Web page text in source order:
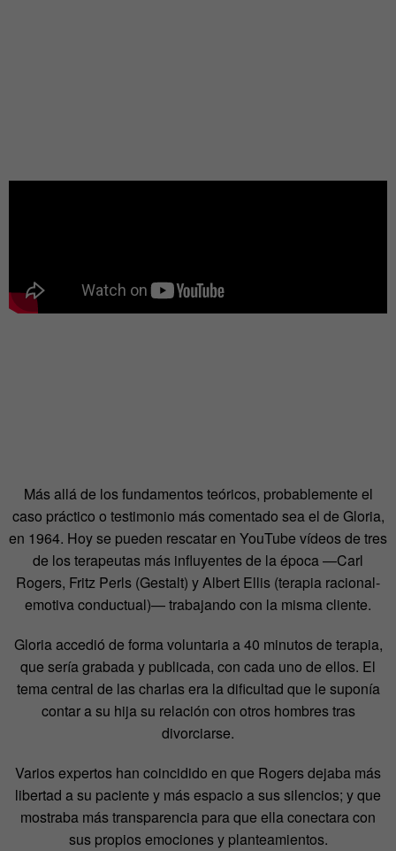
Más allá de los fundamentos teóricos, probablemente el
caso práctico o testimonio más comentado sea el de Gloria,
en 1964. Hoy se pueden rescatar en YouTube vídeos de tres
de los terapeutas más influyentes de la época —Carl
Rogers, Fritz Perls (Gestalt) y Albert Ellis (terapia racional-
emotiva conductual)— trabajando con la misma cliente.
Gloria accedió de forma voluntaria a 40 minutos de terapia,
que sería grabada y publicada, con cada uno de ellos. El
tema central de las charlas era la dificultad que le suponía
contar a su hija su relación con otros hombres tras
divorciarse.
Varios expertos han coincidido en que Rogers dejaba más
libertad a su paciente y más espacio a sus silencios; y que
mostraba más transparencia para que ella conectara con
sus propios emociones y planteamientos.